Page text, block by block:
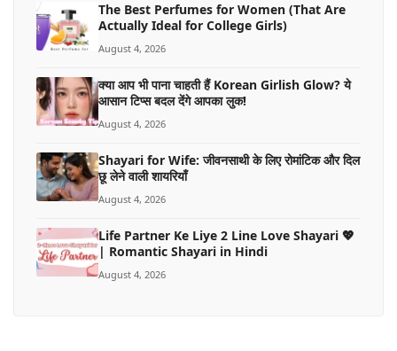
The Best Perfumes for Women (That Are
Actually Ideal for College Girls)
August 4, 2026
क्या आप भी पाना चाहती हैं Korean Girlish Glow? ये
आसान टिप्स बदल देंगे आपका लुक!
August 4, 2026
Shayari for Wife: जीवनसाथी के लिए रोमांटिक और दिल
छू लेने वाली शायरियाँ
August 4, 2026
Life Partner Ke Liye 2 Line Love Shayari 💖
| Romantic Shayari in Hindi
August 4, 2026